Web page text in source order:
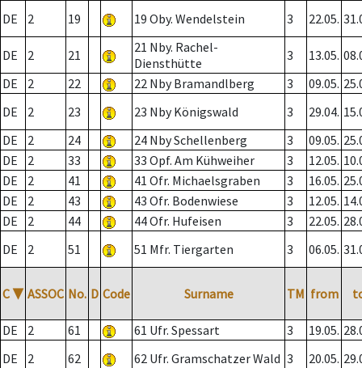
DE
2 19 19 Oby. Wendelstein 3 22.05.
DE 2 21
21 Nby. Rachel-
Diensthütte
3 13.05.
DE
2 22 22 Nby Bramandlberg 3 09.05.
DE
2 23 23 Nby Königswald 3 29.04.
DE
2 24 24 Nby Schellenberg 3 09.05.
DE
2 33 33 Opf. Am Kühweiher 3 12.05.
DE
2 41 41 Ofr. Michaelsgraben 3 16.05.
DE
2 43 43 Ofr. Bodenwiese 3 12.05.
DE
2 44 44 Ofr. Hufeisen 3 22.05.
DE
2 51 51 Mfr. Tiergarten 3 06.05.
C ▼ ASSOC No. D Code Surname TM from
DE 2 61 61 Ufr. Spessart 3 19.05.
DE
2 62 62 Ufr. Gramschatzer Wald 3 20.05.